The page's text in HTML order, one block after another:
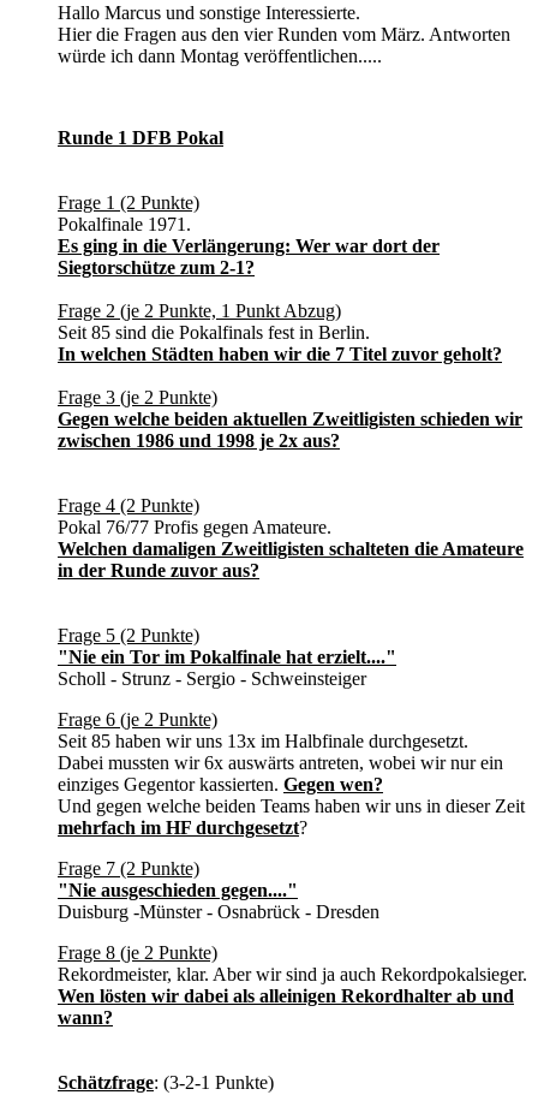
Hallo Marcus und sonstige Interessierte.
Hier die Fragen aus den vier Runden vom März. Antworten
würde ich dann Montag veröffentlichen.....
Runde 1 DFB Pokal
Frage 1 (2 Punkte)
Pokalfinale 1971.
Es ging in die Verlängerung: Wer war dort der
Siegtorschütze zum 2-1?
Frage 2 (je 2 Punkte, 1 Punkt Abzug)
Seit 85 sind die Pokalfinals fest in Berlin.
In welchen Städten haben wir die 7 Titel zuvor geholt?
Frage 3 (je 2 Punkte)
Gegen welche beiden aktuellen Zweitligisten schieden wir
zwischen 1986 und 1998 je 2x aus?
Frage 4 (2 Punkte)
Pokal 76/77 Profis gegen Amateure.
Welchen damaligen Zweitligisten schalteten die Amateure
in der Runde zuvor aus?
Frage 5 (2 Punkte)
"Nie ein Tor im Pokalfinale hat erzielt...."
Scholl - Strunz - Sergio - Schweinsteiger
Frage 6 (je 2 Punkte)
Seit 85 haben wir uns 13x im Halbfinale durchgesetzt.
Dabei mussten wir 6x auswärts antreten, wobei wir nur ein
einziges Gegentor kassierten. Gegen wen?
Und gegen welche beiden Teams haben wir uns in dieser Zeit
mehrfach im HF durchgesetzt?
Frage 7 (2 Punkte)
"Nie ausgeschieden gegen...."
Duisburg -Münster - Osnabrück - Dresden
Frage 8 (je 2 Punkte)
Rekordmeister, klar. Aber wir sind ja auch Rekordpokalsieger.
Wen lösten wir dabei als alleinigen Rekordhalter ab und
wann?
Schätzfrage: (3-2-1 Punkte)